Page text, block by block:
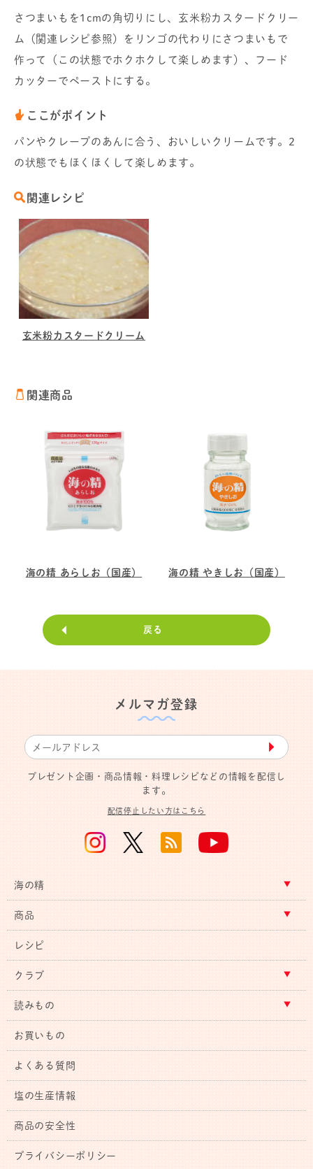
さつまいもを1cmの角切りにし、玄米粉カスタードクリー
ム（関連レシピ参照）をリンゴの代わりにさつまいもで
作って（この状態でホクホクして楽しめます）、フード
カッターでペーストにする。
ここがポイント
パンやクレープのあんに合う、おいしいクリームです。2
の状態でもほくほくして楽しめます。
関連レシピ
玄米粉カスタードクリーム
関連商品
海の精 あらしお（国産） 海の精 やきしお（国産）
戻る
メルマガ登録
▶︎
プレゼント企画・商品情報・料理レシピなどの情報を配信し
ます。
配信停止したい方はこちら
海の精
商品
レシピ
クラブ
読みもの
お買いもの
よくある質問
塩の生産情報
商品の安全性
プライバシーポリシー